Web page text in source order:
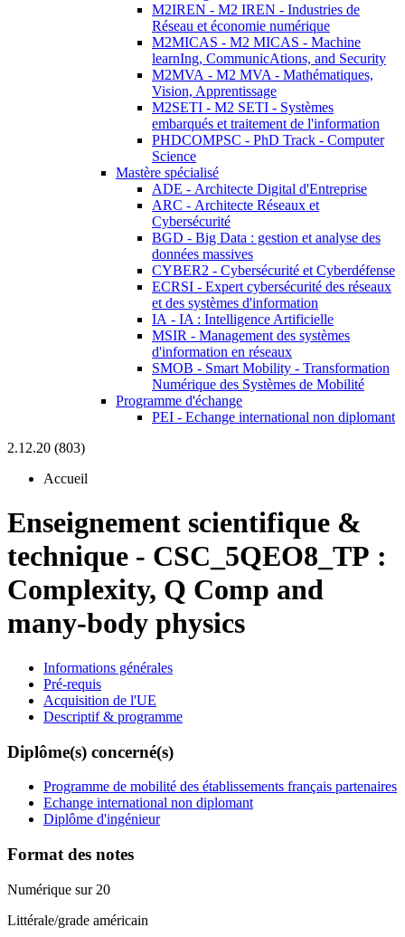
M2IREN - M2 IREN - Industries de
Réseau et économie numérique
M2MICAS - M2 MICAS - Machine
learnIng, CommunicAtions, and Security
M2MVA - M2 MVA - Mathématiques,
Vision, Apprentissage
M2SETI - M2 SETI - Systèmes
embarqués et traitement de l'information
PHDCOMPSC - PhD Track - Computer
Science
Mastère spécialisé
ADE - Architecte Digital d'Entreprise
ARC - Architecte Réseaux et
Cybersécurité
BGD - Big Data : gestion et analyse des
données massives
CYBER2 - Cybersécurité et Cyberdéfense
ECRSI - Expert cybersécurité des réseaux
et des systèmes d'information
IA - IA : Intelligence Artificielle
MSIR - Management des systèmes
d'information en réseaux
SMOB - Smart Mobility - Transformation
Numérique des Systèmes de Mobilité
Programme d'échange
PEI - Echange international non diplomant
2.12.20 (803)
Accueil
Enseignement scientifique &
technique - CSC_5QEO8_TP :
Complexity, Q Comp and
many-body physics
Informations générales
Pré-requis
Acquisition de l'UE
Descriptif & programme
Diplôme(s) concerné(s)
Programme de mobilité des établissements français partenaires
Echange international non diplomant
Diplôme d'ingénieur
Format des notes
Numérique sur 20
Littérale/grade américain